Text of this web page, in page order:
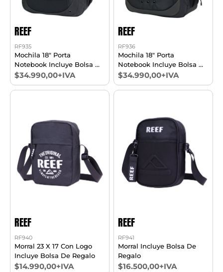
REEF
RF935
Mochila 18" Porta
Notebook Incluye Bolsa De
Regalo
$34.990,00+IVA
REEF
RF936
Mochila 18" Porta
Notebook Incluye Bolsa De
Regalo
$34.990,00+IVA
REEF
RF940
Morral 23 X 17 Con Logo
Incluye Bolsa De Regalo
$14.990,00+IVA
REEF
RF941
Morral Incluye Bolsa De
Regalo
$16.500,00+IVA